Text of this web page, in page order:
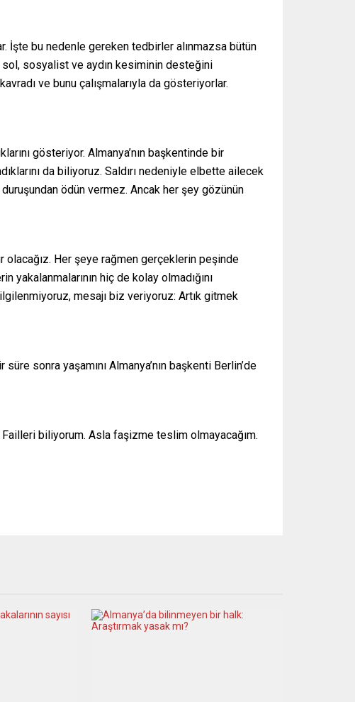
İşte bu nedenle gereken tedbirler alınmazsa bütün
sol, sosyalist ve aydın kesiminin desteğini
ve bunu çalışmalarıyla da gösteriyorlar.
gösteriyor. Almanya’nın başkentinde bir
da biliyoruz. Saldırı nedeniyle elbette ailecek
ödün vermez. Ancak her şey gözünün
olacağız. Her şeye rağmen gerçeklerin peşinde
yakalanmalarının hiç de kolay olmadığını
ilgilenmiyoruz, mesajı biz veriyoruz: Artık gitmek
sonra yaşamını Almanya’nın başkenti Berlin’de
Failleri biliyorum. Asla faşizme teslim olmayacağım.